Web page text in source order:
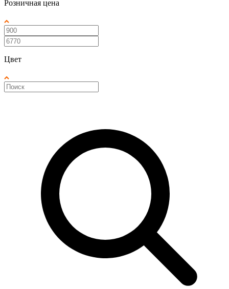
Розничная цена
Цвет